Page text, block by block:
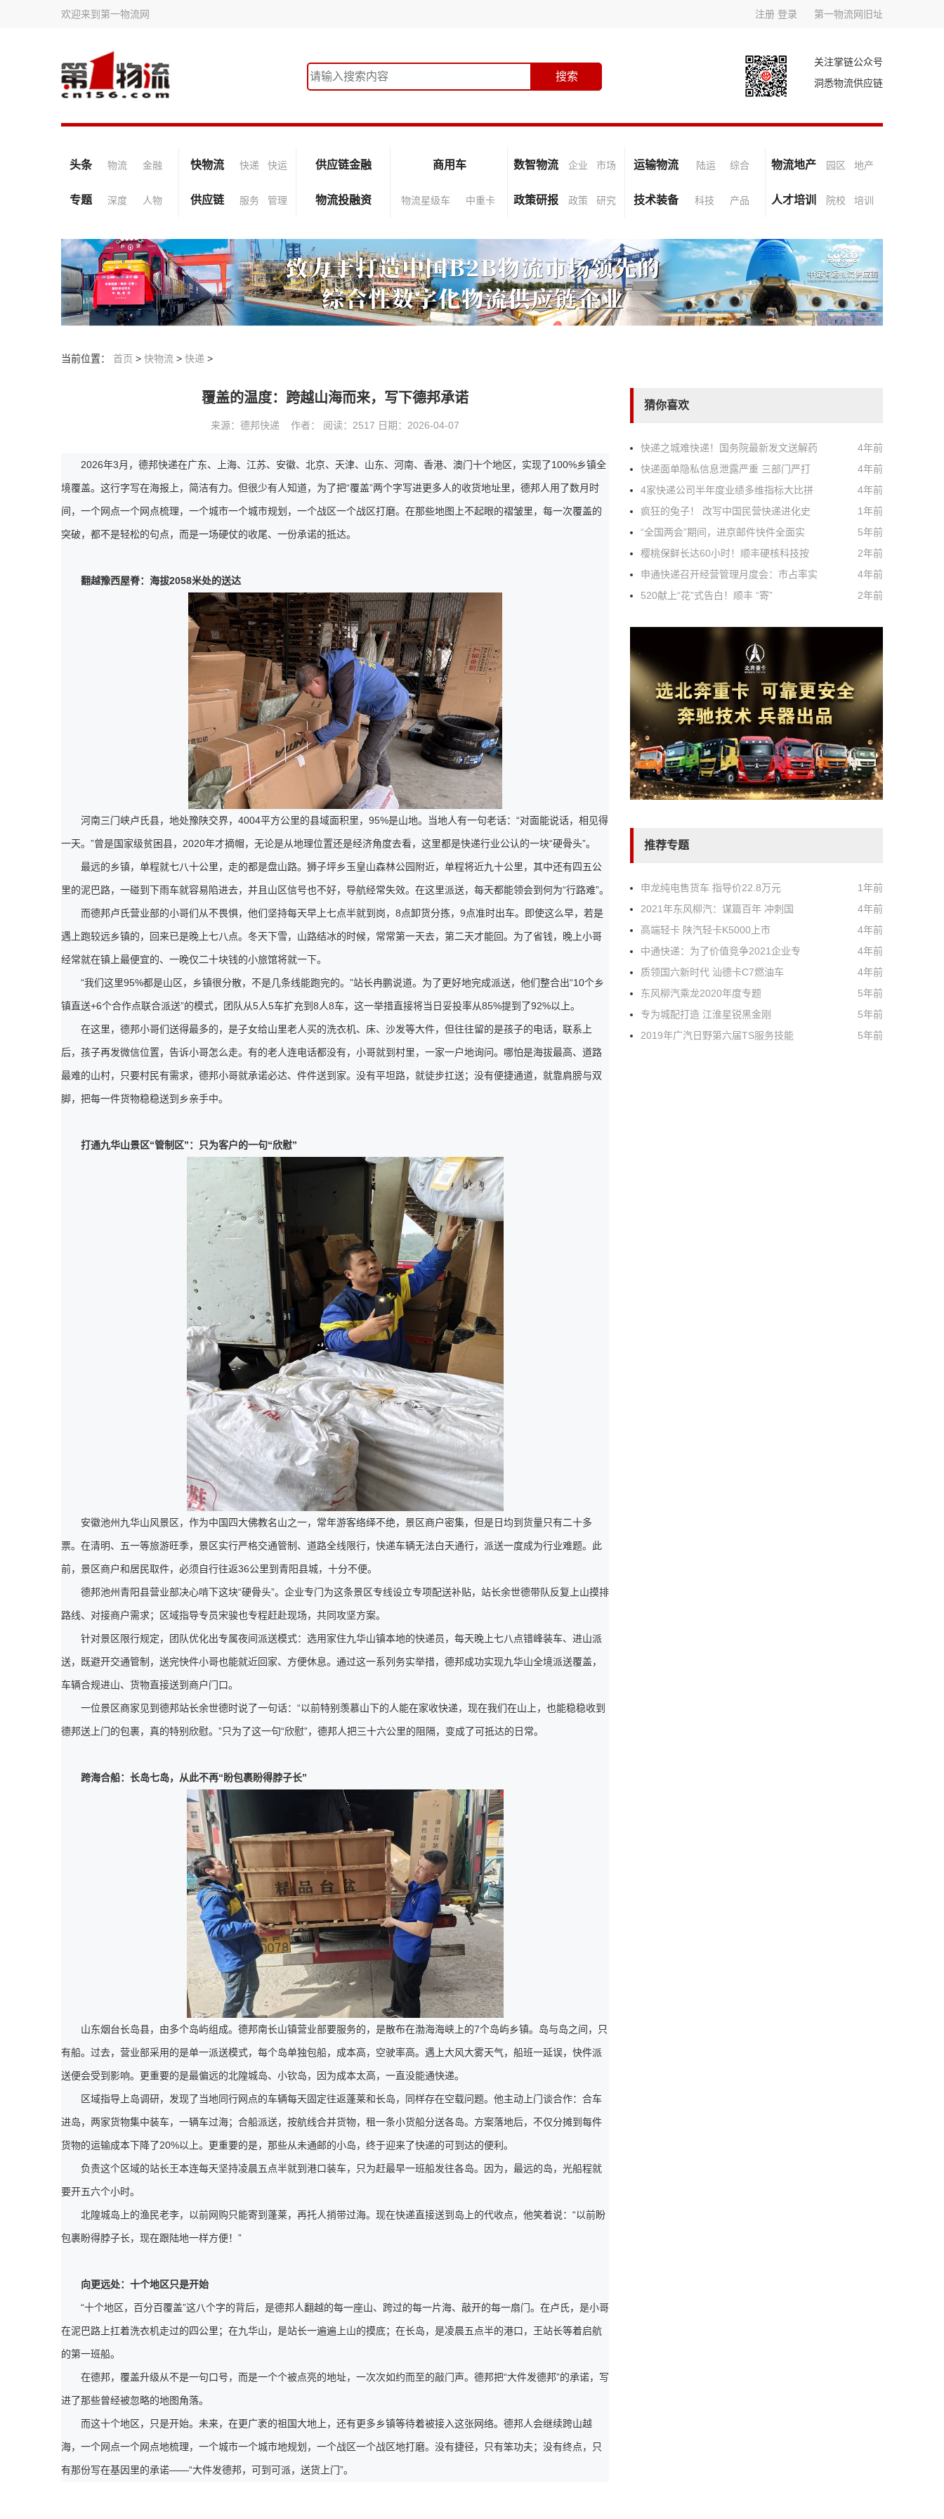
欢迎来到第一物流网 注册 登录 第一物流网旧址
关注掌链公众号
洞悉物流供应链
头条 物流 金融 快物流 快递 快运 供应链金融 商用车 数智物流 企业 市场 运输物流 陆运 综合 物流地产 园区 地产
专题 深度 人物 供应链 服务 管理 物流投融资 物流星级车 中重卡 政策研报 政策 研究 技术装备 科技 产品 人才培训 院校 培训
当前位置： 首页 > 快物流 > 快递 >
覆盖的温度：跨越山海而来，写下德邦承诺
来源：德邦快递 作者： 阅读：2517 日期：2026-04-07
2026年3月，德邦快递在广东、上海、江苏、安徽、北京、天津、山东、河南、香港、澳门十个地区，实现了100%乡镇全
境覆盖。这行字写在海报上，简洁有力。但很少有人知道，为了把“覆盖”两个字写进更多人的收货地址里，德邦人用了数月时
间，一个网点一个网点梳理，一个城市一个城市规划，一个战区一个战区打磨。在那些地图上不起眼的褶皱里，每一次覆盖的
突破，都不是轻松的句点，而是一场硬仗的收尾、一份承诺的抵达。
翻越豫西屋脊：海拔2058米处的送达
河南三门峡卢氏县，地处豫陕交界，4004平方公里的县域面积里，95%是山地。当地人有一句老话：“对面能说话，相见得
一天。”曾是国家级贫困县，2020年才摘帽，无论是从地理位置还是经济角度去看，这里都是快递行业公认的一块“硬骨头”。
最远的乡镇，单程就七八十公里，走的都是盘山路。狮子坪乡玉皇山森林公园附近，单程将近九十公里，其中还有四五公
里的泥巴路，一碰到下雨车就容易陷进去，并且山区信号也不好，导航经常失效。在这里派送，每天都能领会到何为“行路难”。
而德邦卢氏营业部的小哥们从不畏惧，他们坚持每天早上七点半就到岗，8点卸货分拣，9点准时出车。即使这么早，若是
遇上跑较远乡镇的，回来已是晚上七八点。冬天下雪，山路结冰的时候，常常第一天去，第二天才能回。为了省钱，晚上小哥
经常就在镇上最便宜的、一晚仅二十块钱的小旅馆将就一下。
“我们这里95%都是山区，乡镇很分散，不是几条线能跑完的。”站长冉鹏说道。为了更好地完成派送，他们整合出“10个乡
镇直送+6个合作点联合派送”的模式，团队从5人5车扩充到8人8车，这一举措直接将当日妥投率从85%提到了92%以上。
在这里，德邦小哥们送得最多的，是子女给山里老人买的洗衣机、床、沙发等大件，但往往留的是孩子的电话，联系上
后，孩子再发微信位置，告诉小哥怎么走。有的老人连电话都没有，小哥就到村里，一家一户地询问。哪怕是海拔最高、道路
最难的山村，只要村民有需求，德邦小哥就承诺必达、件件送到家。没有平坦路，就徒步扛送；没有便捷通道，就靠肩膀与双
脚，把每一件货物稳稳送到乡亲手中。
打通九华山景区“管制区”：只为客户的一句“欣慰”
安徽池州九华山风景区，作为中国四大佛教名山之一，常年游客络绎不绝，景区商户密集，但是日均到货量只有二十多
票。在清明、五一等旅游旺季，景区实行严格交通管制、道路全线限行，快递车辆无法白天通行，派送一度成为行业难题。此
前，景区商户和居民取件，必须自行往返36公里到青阳县城，十分不便。
德邦池州青阳县营业部决心啃下这块“硬骨头”。企业专门为这条景区专线设立专项配送补贴，站长余世德带队反复上山摸排
路线、对接商户需求；区域指导专员宋骏也专程赶赴现场，共同攻坚方案。
针对景区限行规定，团队优化出专属夜间派送模式：选用家住九华山镇本地的快递员，每天晚上七八点错峰装车、进山派
送，既避开交通管制，送完快件小哥也能就近回家、方便休息。通过这一系列务实举措，德邦成功实现九华山全境派送覆盖，
车辆合规进山、货物直接送到商户门口。
一位景区商家见到德邦站长余世德时说了一句话：“以前特别羡慕山下的人能在家收快递，现在我们在山上，也能稳稳收到
德邦送上门的包裹，真的特别欣慰。”只为了这一句“欣慰”，德邦人把三十六公里的阻隔，变成了可抵达的日常。
跨海合船：长岛七岛，从此不再“盼包裹盼得脖子长”
山东烟台长岛县，由多个岛屿组成。德邦南长山镇营业部要服务的，是散布在渤海海峡上的7个岛屿乡镇。岛与岛之间，只
有船。过去，营业部采用的是单一派送模式，每个岛单独包船，成本高，空驶率高。遇上大风大雾天气，船班一延误，快件派
送便会受到影响。更重要的是最偏远的北隍城岛、小钦岛，因为成本太高，一直没能通快递。
区域指导上岛调研，发现了当地同行网点的车辆每天固定往返蓬莱和长岛，同样存在空载问题。他主动上门谈合作：合车
进岛，两家货物集中装车，一辆车过海；合船派送，按航线合并货物，租一条小货船分送各岛。方案落地后，不仅分摊到每件
货物的运输成本下降了20%以上。更重要的是，那些从未通邮的小岛，终于迎来了快递的可到达的便利。
负责这个区域的站长王本连每天坚持凌晨五点半就到港口装车，只为赶最早一班船发往各岛。因为，最远的岛，光船程就
要开五六个小时。
北隍城岛上的渔民老李，以前网购只能寄到蓬莱，再托人捎带过海。现在快递直接送到岛上的代收点，他笑着说：“以前盼
包裹盼得脖子长，现在跟陆地一样方便！”
向更远处：十个地区只是开始
“十个地区，百分百覆盖”这八个字的背后，是德邦人翻越的每一座山、跨过的每一片海、敲开的每一扇门。在卢氏，是小哥
在泥巴路上扛着洗衣机走过的四公里；在九华山，是站长一遍遍上山的摸底；在长岛，是凌晨五点半的港口，王站长等着启航
的第一班船。
在德邦，覆盖升级从不是一句口号，而是一个个被点亮的地址，一次次如约而至的敲门声。德邦把“大件发德邦”的承诺，写
进了那些曾经被忽略的地图角落。
而这十个地区，只是开始。未来，在更广袤的祖国大地上，还有更多乡镇等待着被接入这张网络。德邦人会继续跨山越
海，一个网点一个网点地梳理，一个城市一个城市地规划，一个战区一个战区地打磨。没有捷径，只有笨功夫；没有终点，只
有那份写在基因里的承诺——“大件发德邦，可到可派，送货上门”。
猜你喜欢
快递之城难快递！国务院最新发文送解药
4年前
快递面单隐私信息泄露严重 三部门严打
4年前
4家快递公司半年度业绩多维指标大比拼
4年前
疯狂的兔子！ 改写中国民营快递进化史
1年前
“全国两会”期间，进京邮件快件全面实
5年前
樱桃保鲜长达60小时！顺丰硬核科技按
2年前
申通快递召开经营管理月度会：市占率实
4年前
520献上“花”式告白！顺丰 “寄”
2年前
推荐专题
申龙纯电售货车 指导价22.8万元
1年前
2021年东风柳汽：谋篇百年 冲刺国
4年前
高端轻卡 陕汽轻卡K5000上市
4年前
中通快递：为了价值竞争2021企业专
4年前
质领国六新时代 汕德卡C7燃油车
4年前
东风柳汽乘龙2020年度专题
5年前
专为城配打造 江淮星锐黑金刚
5年前
2019年广汽日野第六届TS服务技能
5年前